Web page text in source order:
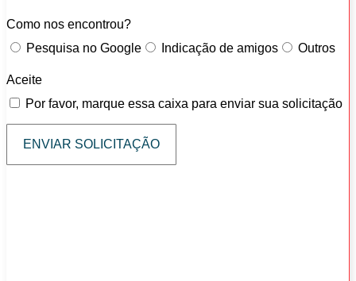
Como nos encontrou?
Pesquisa no Google
Indicação de amigos Outros
Aceite
Por favor, marque essa caixa para enviar sua solicitação
ENVIAR SOLICITAÇÃO